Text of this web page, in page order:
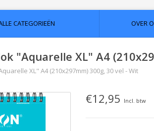
CATEGORIEËN OVER
"Aquarelle XL" A4
XL" A4 (210x297mm) 300g, 30 vel - Wit
€12,95 Incl. btw